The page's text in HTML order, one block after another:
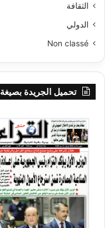
الثقافة
الدولي
Non classé
تحميل الجريدة بصيغة PDF